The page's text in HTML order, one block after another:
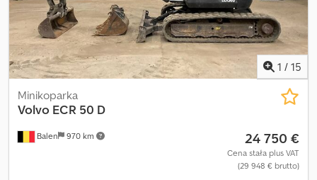
1 / 15
Balen 970 km
Minikoparka
Volvo ECR 50 D
24 750 €
Cena stała plus VAT
(29 948 € brutto)